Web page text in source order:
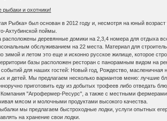
и охотники!
был основан в 2012 году и, несмотря на юный возраст
Ахтубинской поймы.
деревянные домики на 2,3,4 номера для отдыха
обслуживанием на 22 места. Материал для
зимой и летом это еще и исконно русское жилище, которое
базы расположен ресторан с панорамным видом на
для наших гостей: Новый год, Рождество,
и детей. Мы предлагаем несколько вариантов меню: лучшие
приготовить еду из добытых трофеев либо отведать
Компания "Агрофермер-Ресурс", а также с местными
мясом и молочными продуктами высокого качества.
мы предлагаем быстроходные лодки, услуги опытных
на хранение свои лодки.